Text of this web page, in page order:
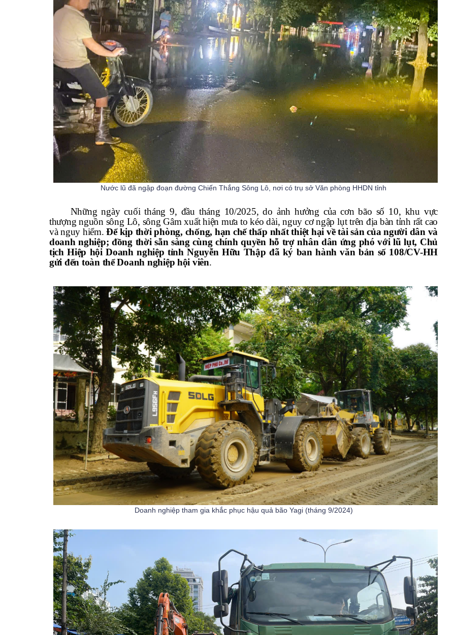
Nước lũ đã ngập đoạn đường Chiến Thắng Sông Lô, nơi có trụ sở Văn phòng HHDN tỉnh
Những ngày cuối tháng 9, đầu tháng 10/2025, do ảnh hưởng của cơn bão số 10, khu vực
thượng nguồn sông Lô, sông Gâm xuất hiện mưa to kéo dài, nguy cơ ngập lụt trên địa bàn tỉnh rất cao
và nguy hiểm.Để kịp thời phòng, chống, hạn chế thấp nhất thiệt hại về tài sản của người dân và
doanh nghiệp; đồng thời sẵn sàng cùng chính quyền hỗ trợ nhân dân ứng phó với lũ lụt, Chủ
tịch Hiệp hội Doanh nghiệp tỉnh Nguyễn Hữu Thập đã ký ban hành văn bản số 108/CV-HH
gửi đến toàn thể Doanh nghiệp hội viên.
Doanh nghiệp tham gia khắc phục hậu quả bão Yagi (tháng 9/2024)